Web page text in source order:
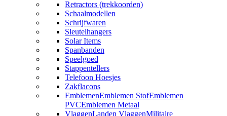
Retractors (trekkoorden)
Schaalmodellen
Schrijfwaren
Sleutelhangers
Solar Items
Spanbanden
Speelgoed
Stappentellers
Telefoon Hoesjes
Zakflacons
EmblemenEmblemen StofEmblemen
PVCEmblemen Metaal
VlaggenLanden VlaggenMilitaire